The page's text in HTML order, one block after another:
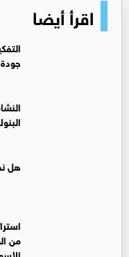
اقرأ أيضا
جودة
هل
من